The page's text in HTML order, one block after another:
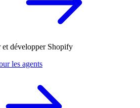
et développer Shopify
les agents